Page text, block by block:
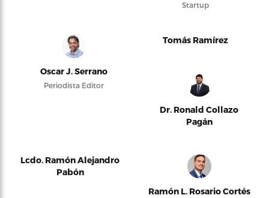
Startup
Oscar J. Serrano
Periodista Editor
Tomás Ramírez
Dr. Ronald Collazo
Pagán
Lcdo. Ramón Alejandro
Pabón
Ramón L. Rosario Cortés